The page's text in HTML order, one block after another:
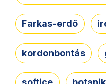
Farkas-erdő
kordonbontás